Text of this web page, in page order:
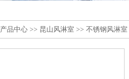
产品中心 >> 昆山风淋室 >> 不锈钢风淋室